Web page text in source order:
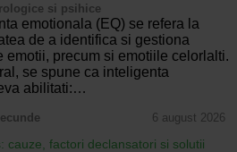
si psihice
emotionala (EQ) se refera la
de a identifica si gestiona
emotii, precum si emotiile celorlalti.
se spune ca inteligenta
abilitati:…
6 august 2026
cauze, factori declansatori si solutii